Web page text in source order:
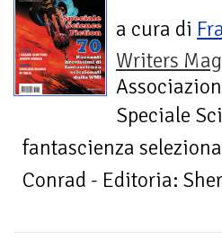
a cura di
Writers
Speciale
fantascienza
Conrad - Editoria: